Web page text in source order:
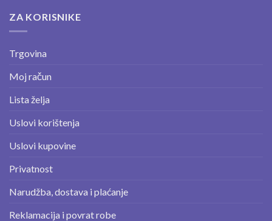
ZA KORISNIKE
Trgovina
Moj račun
Lista želja
Uslovi korištenja
Uslovi kupovine
Privatnost
Narudžba, dostava i plaćanje
Reklamacija i povrat robe